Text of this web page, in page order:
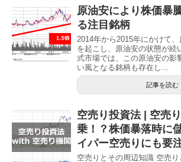
原油安により株価暴
る注目銘柄
2014年から2015年にかけて
を起こし、原油安の状態が続
式市場では、この原油安の影
い風となる銘柄も存在し...
記事を読む
空売り投資法 | 空売
乗！？株価暴落時に
イパー空売りにも要
空売りとその周辺知識 空売